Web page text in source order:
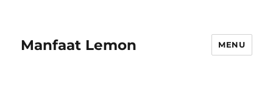
Manfaat Lemon MENU